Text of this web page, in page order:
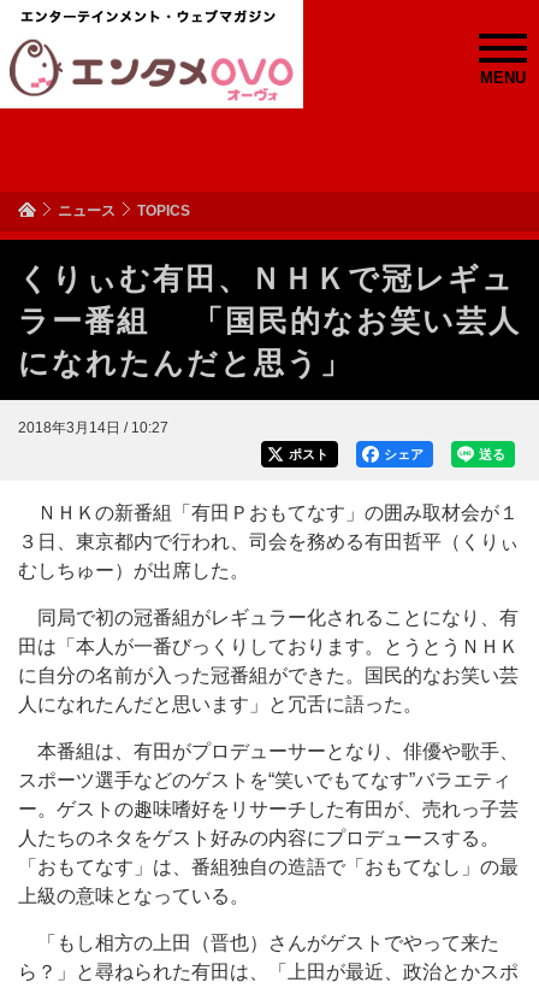
MENU
ニュース TOPICS
くりぃむ有田、ＮＨＫで冠レギュ
ラー番組 「国民的なお笑い芸人
になれたんだと思う」
2018年3月14日 / 10:27
送る
シェア
ポスト
ＮＨＫの新番組「有田Ｐおもてなす」の囲み取材会が１
３日、東京都内で行われ、司会を務める有田哲平（くりぃ
むしちゅー）が出席した。
同局で初の冠番組がレギュラー化されることになり、有
田は「本人が一番びっくりしております。とうとうＮＨＫ
に自分の名前が入った冠番組ができた。国民的なお笑い芸
人になれたんだと思います」と冗舌に語った。
本番組は、有田がプロデューサーとなり、俳優や歌手、
スポーツ選手などのゲストを“笑いでもてなす”バラエティ
ー。ゲストの趣味嗜好をリサーチした有田が、売れっ子芸
人たちのネタをゲスト好みの内容にプロデュースする。
「おもてなす」は、番組独自の造語で「おもてなし」の最
上級の意味となっている。
「もし相方の上田（晋也）さんがゲストでやって来た
ら？」と尋ねられた有田は、「上田が最近、政治とかスポ